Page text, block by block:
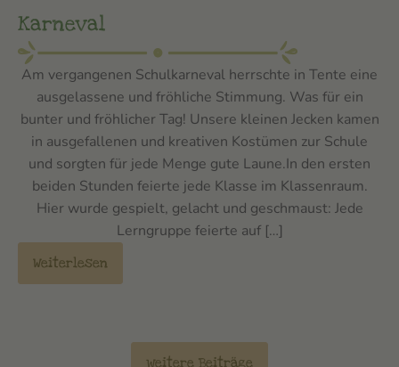
Karneval
Am vergangenen Schulkarneval herrschte in Tente eine
ausgelassene und fröhliche Stimmung. Was für ein
bunter und fröhlicher Tag! Unsere kleinen Jecken kamen
in ausgefallenen und kreativen Kostümen zur Schule
und sorgten für jede Menge gute Laune.In den ersten
beiden Stunden feierte jede Klasse im Klassenraum.
Hier wurde gespielt, gelacht und geschmaust: Jede
Lerngruppe feierte auf […]
Weiterlesen
weitere Beiträge